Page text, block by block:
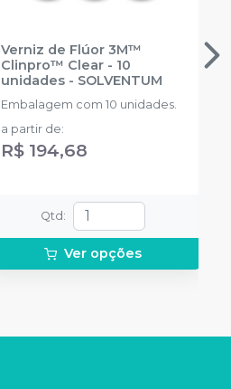
Verniz de Flúor 3M™
Clinpro™ Clear - 10
unidades- SOLVENTUM
Embalagem com 10 unidades.
a partir de:
R$ 194,68
Qtd :
Ver opções